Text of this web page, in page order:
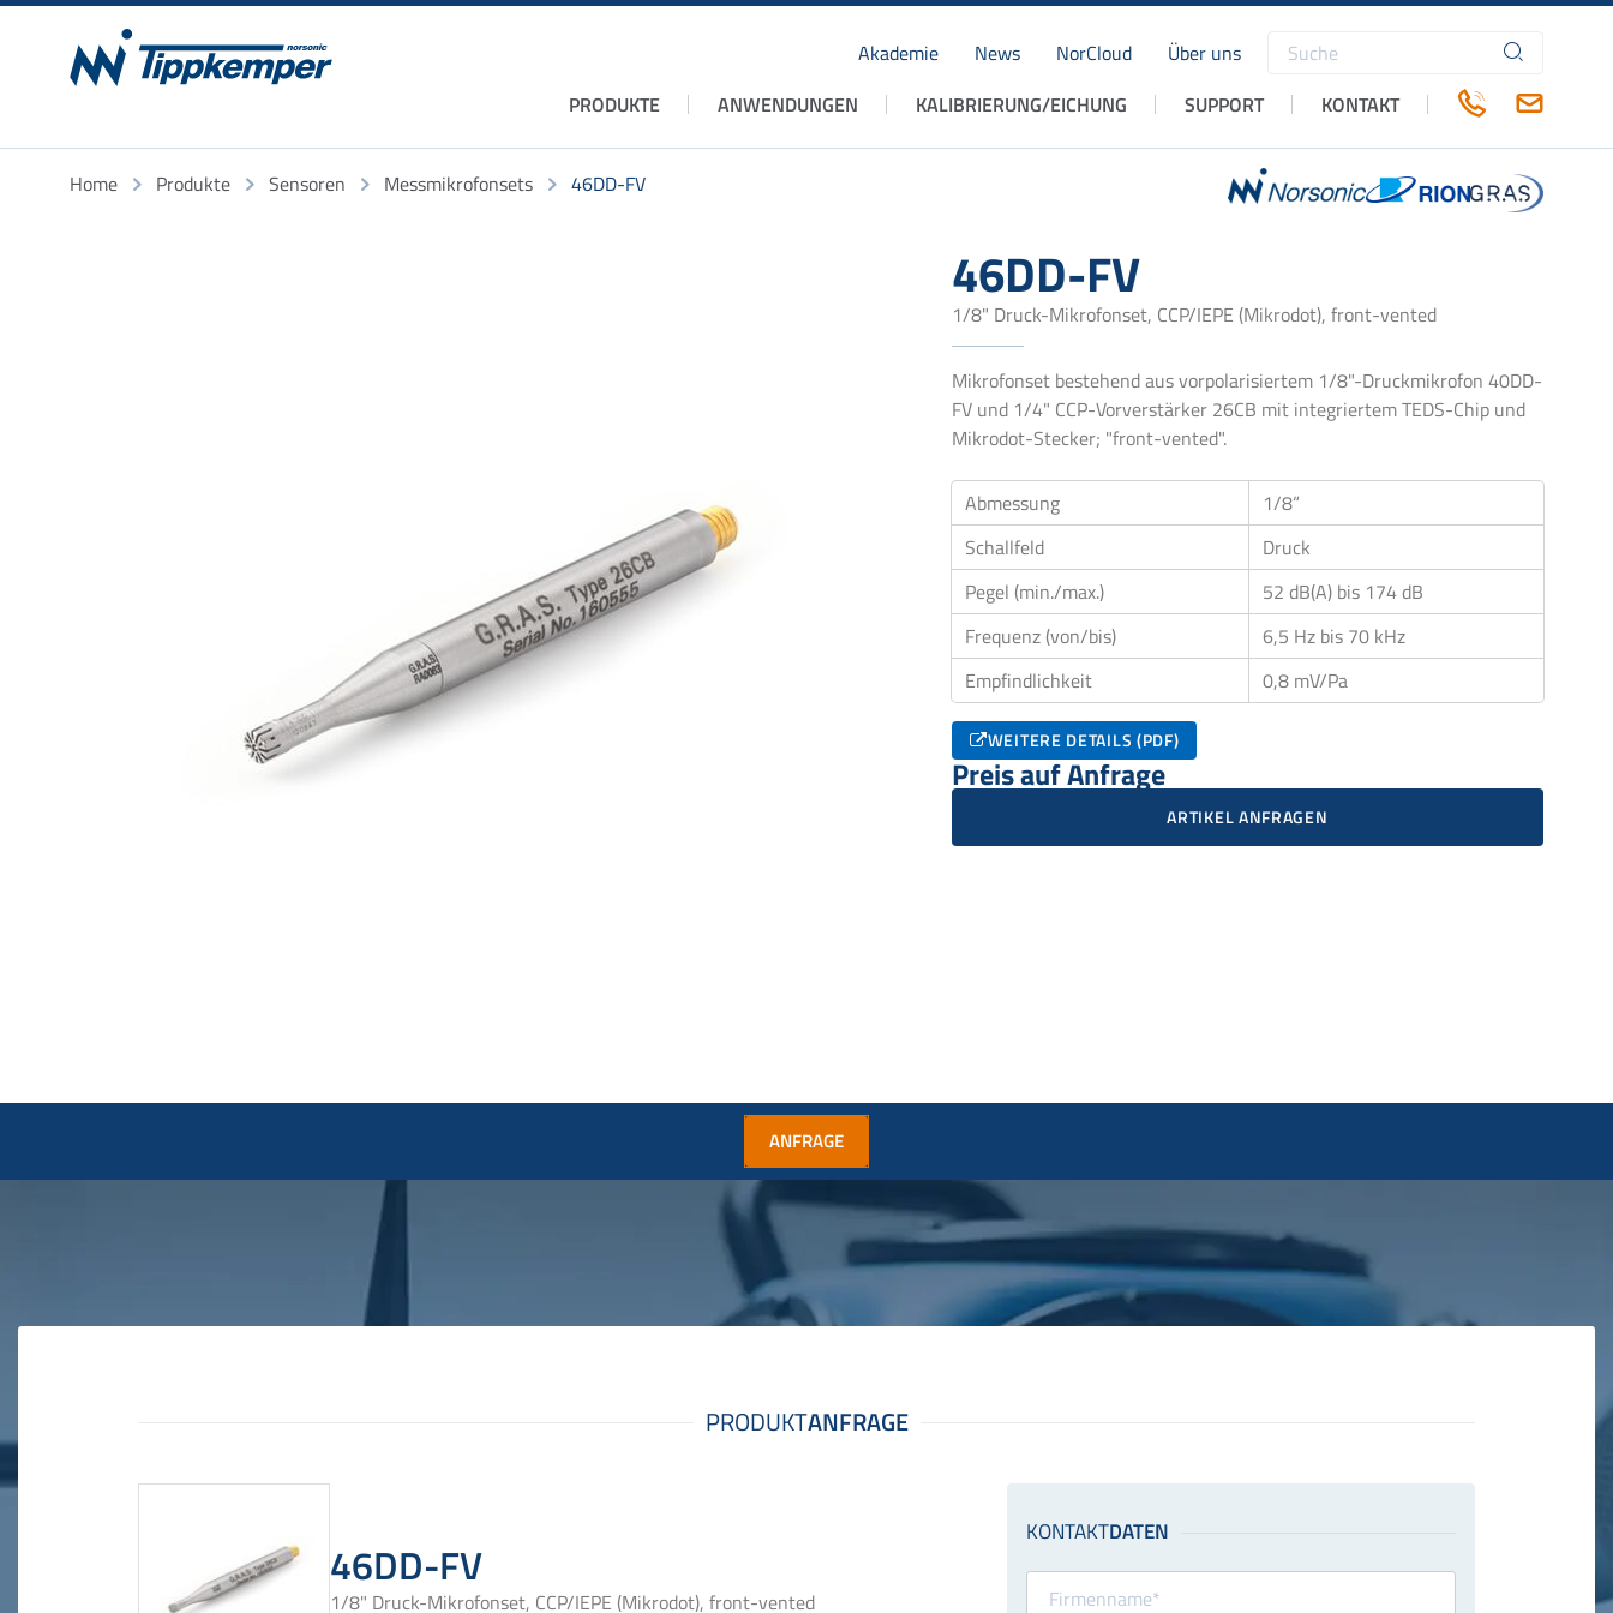
Akademie News NorCloud Über uns
Suchbegriffe
Navigation
PRODUKTE ANWENDUNGEN KALIBRIERUNG/EICHUNG SUPPORT KONTAKT
Home Produkte Sensoren Messmikrofonsets 46DD-FV
46DD-FV
1/8" Druck-Mikrofonset, CCP/IEPE (Mikrodot), front-vented
Mikrofonset bestehend aus vorpolarisiertem 1/8"-Druckmikrofon 40DD-
FV und 1/4" CCP-Vorverstärker 26CB mit integriertem TEDS-Chip und
Mikrodot-Stecker; "front-vented".
Abmessung
1/8“
Schallfeld
Druck
Pegel (min./max.)
52 dB(A) bis 174 dB
Frequenz (von/bis)
6,5 Hz bis 70 kHz
Empfindlichkeit
0,8 mV/Pa
WEITERE DETAILS (PDF)
Preis auf Anfrage
ARTIKEL ANFRAGEN
ANFRAGE
46DD-FV
1/8" Druck-Mikrofonset, CCP/IEPE (Mikrodot), front-vented